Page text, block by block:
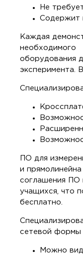
Не
Содержит
Каждая
необходимого
оборудования
эксперимента.
ПО для
и
соглашения ПО
учащихся, что
бесплатно.
сетевой формы
Можно